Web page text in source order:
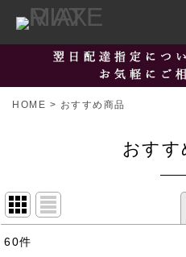
HOME > おすすめ商品
おすす
表示数
60件